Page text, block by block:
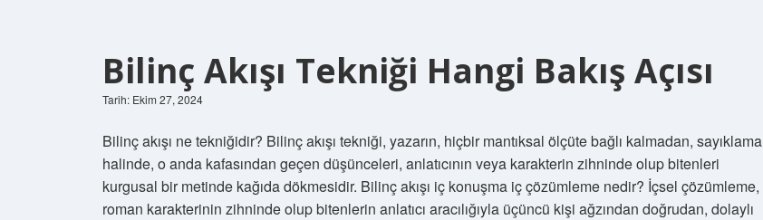
Bilinç Akışı Tekniği Hangi Bakış Açısı
Tarih: Ekim 27, 2024
Bilinç akışı ne tekniğidir? Bilinç akışı tekniği, yazarın, hiçbir mantıksal ölçüte bağlı kalmadan, sayıklama
halinde, o anda kafasından geçen düşünceleri, anlatıcının veya karakterin zihninde olup bitenleri
kurgusal bir metinde kağıda dökmesidir. Bilinç akışı iç konuşma iç çözümleme nedir? İçsel çözümleme,
roman karakterinin zihninde olup bitenlerin anlatıcı aracılığıyla üçüncü kişi ağzından doğrudan, dolaylı